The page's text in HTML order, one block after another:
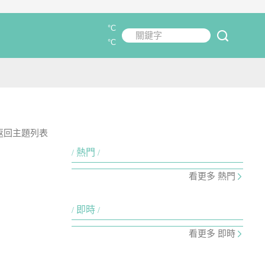
關鍵字
°C
°C
回主題列表
熱門
看更多 熱門
即時
看更多 即時